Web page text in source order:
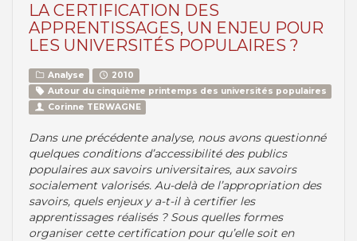
LA CERTIFICATION DES
APPRENTISSAGES, UN ENJEU POUR
LES UNIVERSITÉS POPULAIRES ?
Analyse
2010
Autour du cinquième printemps des universités populaires
Corinne TERWAGNE
Dans une précédente analyse, nous avons questionné
quelques conditions d’accessibilité des publics
populaires aux savoirs universitaires, aux savoirs
socialement valorisés. Au-delà de l’appropriation des
savoirs, quels enjeux y a-t-il à certifier les
apprentissages réalisés ? Sous quelles formes
organiser cette certification pour qu’elle soit en